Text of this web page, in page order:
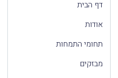
דף הבית
אודות
תחומי התמחות
מבזקים